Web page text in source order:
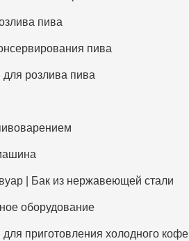
пива
пива
розлива пива
| Бак из нержавеющей стали
оборудование
приготовления холодного кофе